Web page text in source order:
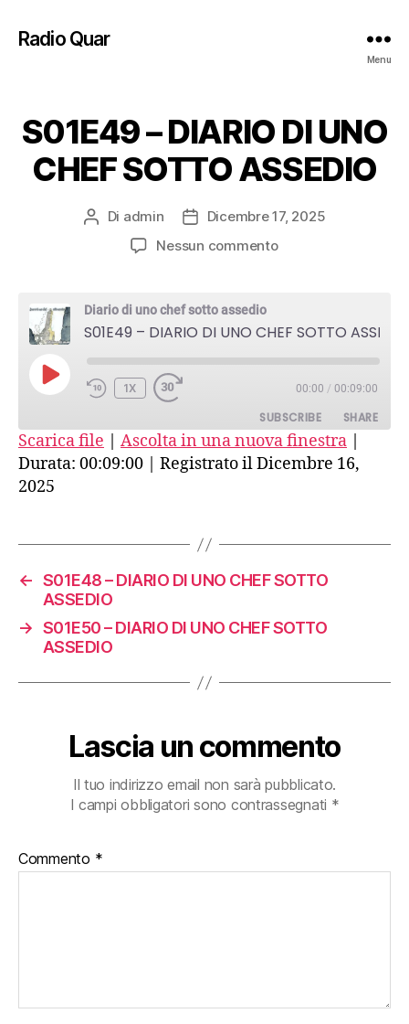
Radio Quar
Menu
S01E49 – DIARIO DI UNO
CHEF SOTTO ASSEDIO
Autore
articolo
Di admin
DataDicembre 17, 2025
Nessun commentosu
DI
SOTTO
Diario di uno chef sotto assedio
PLAY
EPISODE
1X 00:00 / 00:09:00
SUBSCRIBE SHARE
RSS FEED
SHARE
EMBED
Scarica file Ascolta in una nuova finestra
Durata: 00:09:00
Registrato il Dicembre 16,
2025
← S01E48 – DIARIO DI UNO CHEF SOTTO
ASSEDIO
→ S01E50 – DIARIO DI UNO CHEF SOTTO
ASSEDIO
Lascia un commento
Il tuo indirizzo email non sarà pubblicato.
I campi obbligatori sono contrassegnati *
Commento *